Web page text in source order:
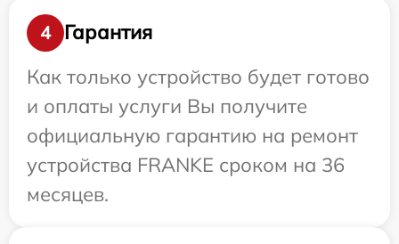
4
Гарантия
Как только устройство будет готово
и оплаты услуги Вы получите
официальную гарантию на ремонт
устройства FRANKE сроком на 36
месяцев.